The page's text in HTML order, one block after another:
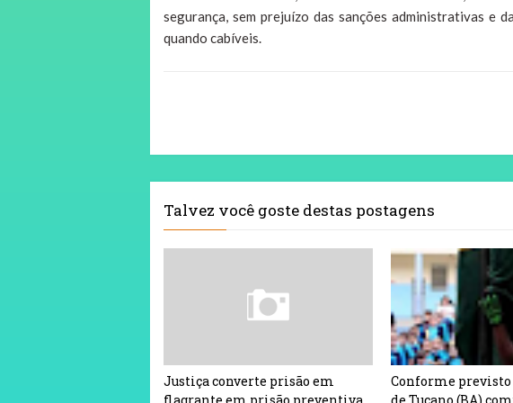
segurança, sem prejuízo das sanções administrativas e
quando cabíveis.
Talvez você goste destas postagens
Justiça converte prisão em
Conforme